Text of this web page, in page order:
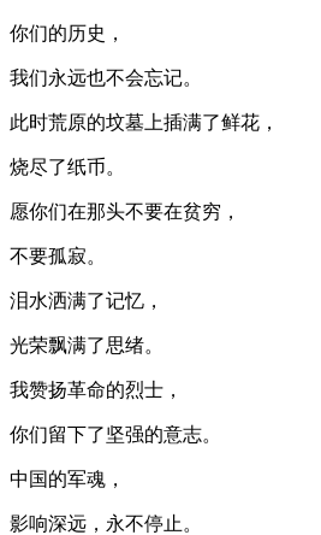
你们的历史，
我们永远也不会忘记。
此时荒原的坟墓上插满了鲜花，
烧尽了纸币。
愿你们在那头不要在贫穷，
不要孤寂。
泪水洒满了记忆，
光荣飘满了思绪。
我赞扬革命的烈士，
你们留下了坚强的意志。
中国的军魂，
影响深远，永不停止。